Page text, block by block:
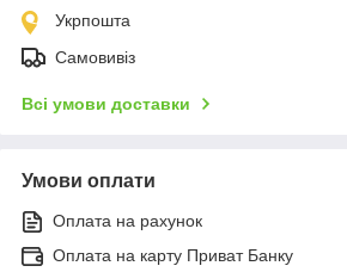
Укрпошта
Самовивіз
Всі умови доставки
Умови оплати
Оплата на рахунок
Оплата на карту Приват Банку